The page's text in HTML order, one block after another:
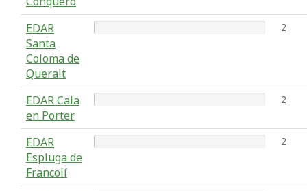
EDAR
Santa
Coloma de
Queralt
2
EDAR Cala
en Porter
2
EDAR
Espluga de
Francolí
2